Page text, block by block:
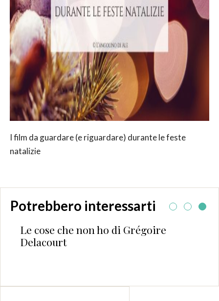
I film da guardare (e riguardare) durante le feste
natalizie
Potrebbero interessarti
Le cose che non ho di Grégoire
Delacourt